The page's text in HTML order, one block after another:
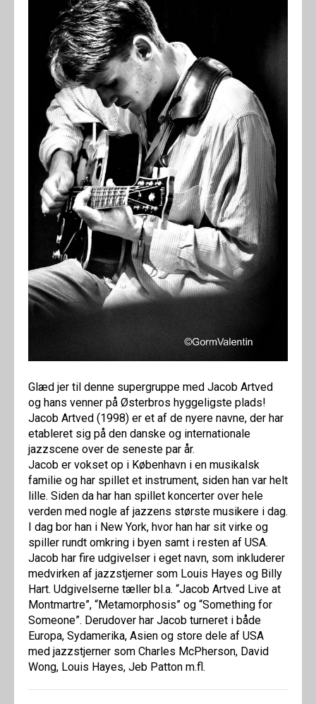
Glæd jer til denne supergruppe med Jacob Artved
og hans venner på Østerbros hyggeligste plads!
Jacob Artved (1998) er et af de nyere navne, der har
etableret sig på den danske og internationale
jazzscene over de seneste par år.
Jacob er vokset op i København i en musikalsk
familie og har spillet et instrument, siden han var helt
lille. Siden da har han spillet koncerter over hele
verden med nogle af jazzens største musikere i dag.
I dag bor han i New York, hvor han har sit virke og
spiller rundt omkring i byen samt i resten af USA.
Jacob har fire udgivelser i eget navn, som inkluderer
medvirken af jazzstjerner som Louis Hayes og Billy
Hart. Udgivelserne tæller bl.a. “Jacob Artved Live at
Montmartre”, “Metamorphosis” og “Something for
Someone”. Derudover har Jacob turneret i både
Europa, Sydamerika, Asien og store dele af USA
med jazzstjerner som Charles McPherson, David
Wong, Louis Hayes, Jeb Patton m.fl.